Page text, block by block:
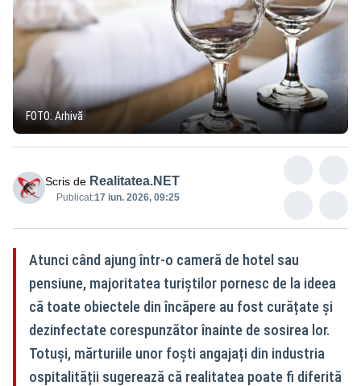
FOTO: Arhivă
Scris de Realitatea.NET
Publicat:17 iun. 2026, 09:25
Atunci când ajung într-o cameră de hotel sau
pensiune, majoritatea turiștilor pornesc de la ideea
că toate obiectele din încăpere au fost curățate și
dezinfectate corespunzător înainte de sosirea lor.
Totuși, mărturiile unor foști angajați din industria
ospitalității sugerează că realitatea poate fi diferită